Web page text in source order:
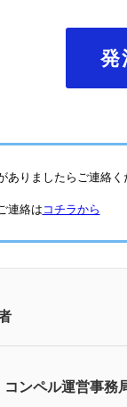
発
ありましたらご連絡
連絡は コチラから
コンペル運営事務